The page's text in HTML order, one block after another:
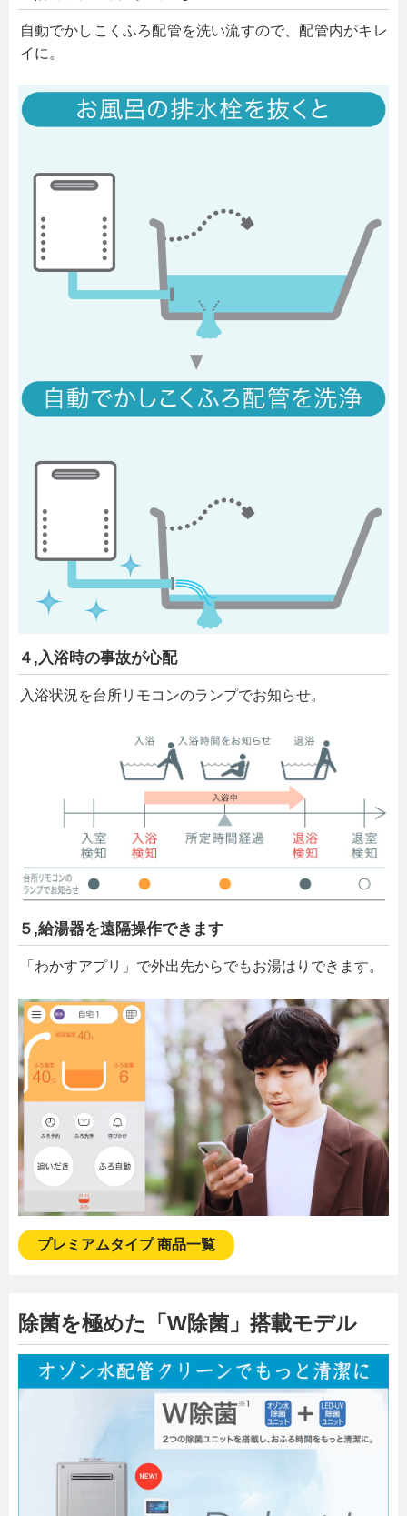
自動でかしこくふろ配管を洗い流すので、配管内がキレ
イに。
４,入浴時の事故が心配
入浴状況を台所リモコンのランプでお知らせ。
５,給湯器を遠隔操作できます
「わかすアプリ」で外出先からでもお湯はりできます。
プレミアムタイプ 商品一覧
除菌を極めた「W除菌」搭載モデル